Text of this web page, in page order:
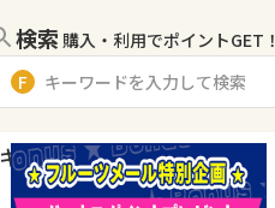
検索 購入・利用でポイントGET！
キャンペーン・特集